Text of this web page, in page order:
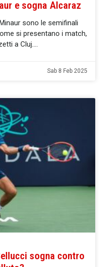
e sogna Alcaraz
sono le semifinali
si presentano i match,
a Cluj.
Sab 8 Feb 2025
sogna contro